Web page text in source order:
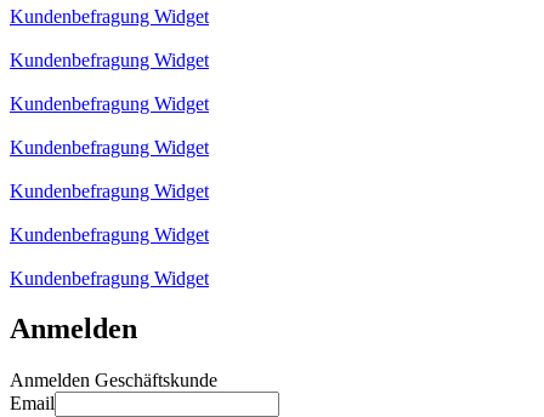
Kundenbefragung Widget
Kundenbefragung Widget
Kundenbefragung Widget
Kundenbefragung Widget
Kundenbefragung Widget
Kundenbefragung Widget
Kundenbefragung Widget
Anmelden
Anmelden Geschäftskunde
Email